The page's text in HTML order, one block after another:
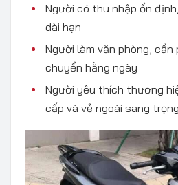
Người có thu nhập ổn
dài hạn
Người làm văn phòng, cần
chuyển hằng ngày
Người yêu thích thương
cấp và vẻ ngoài sang trọng